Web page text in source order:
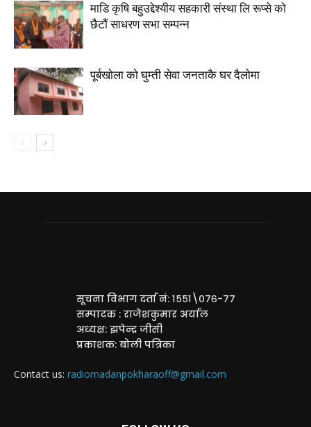
माडि कृषि बहुउद्देश्यीय सहकारी संस्था लि रूप्से काे
छैटाैं साधरण सभा सम्पन्न
पूर्बखाेला काे घुम्ती सेवा जनताकै घर दैलाेमा
सूचना विभाग दर्ता नं: १५५१\०७६-७७
सम्पादक : राजेशकुमार अर्याल
अध्यक्ष: झपेन्द्र जीसी
प्रकाशक: बोली पत्रिका
Contact us: radiomadanpokharaoff@gmail.com